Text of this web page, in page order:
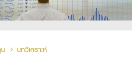
บทวิเคราะห์